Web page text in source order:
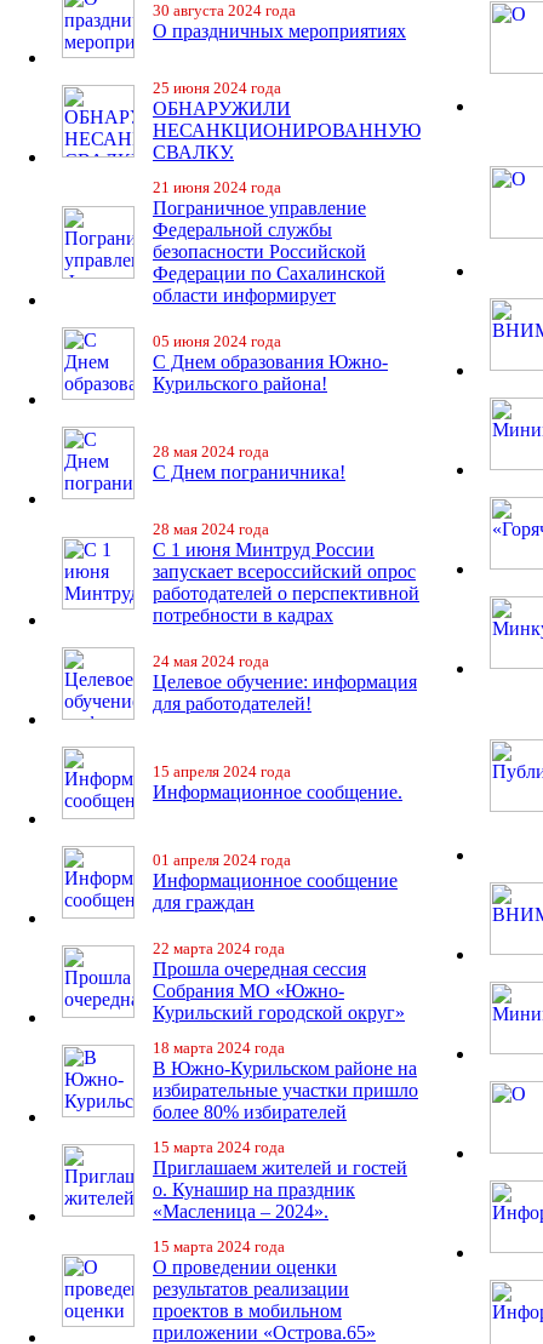
30 августа 2024 года
О праздничных мероприятиях
25 июня 2024 года
ОБНАРУЖИЛИ
НЕСАНКЦИОНИРОВАННУЮ
СВАЛКУ.
21 июня 2024 года
Пограничное управление
Федеральной службы
безопасности Российской
Федерации по Сахалинской
области информирует
05 июня 2024 года
С Днем образования Южно-
Курильского района!
28 мая 2024 года
С Днем пограничника!
28 мая 2024 года
С 1 июня Минтруд России
запускает всероссийский опрос
работодателей о перспективной
потребности в кадрах
24 мая 2024 года
Целевое обучение: информация
для работодателей!
15 апреля 2024 года
Информационное сообщение.
01 апреля 2024 года
Информационное сообщение
для граждан
22 марта 2024 года
Прошла очередная сессия
Собрания МО «Южно-
Курильский городской округ»
18 марта 2024 года
В Южно-Курильском районе на
избирательные участки пришло
более 80% избирателей
15 марта 2024 года
Приглашаем жителей и гостей
о. Кунашир на праздник
«Масленица – 2024».
15 марта 2024 года
О проведении оценки
результатов реализации
проектов в мобильном
приложении «Острова.65»